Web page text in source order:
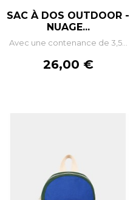
SAC À DOS OUTDOOR -
NUAGE...
Avec une contenance de 3,5...
Prix
26,00 €